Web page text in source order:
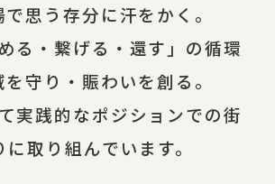
で思う存分に汗をかく。
る・繋げる・還す」の循環
守り・賑わいを創る。
実践的なポジションでの街
に取り組んでいます。